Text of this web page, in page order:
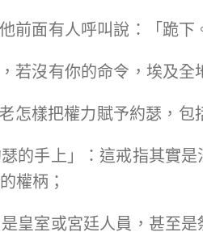
前面有人呼叫說：「跪下
若沒有你的命令，埃及全
怎樣把權力賦予約瑟，包
的手上」：這戒指其實
權柄；
皇室或宮廷人員，甚至是